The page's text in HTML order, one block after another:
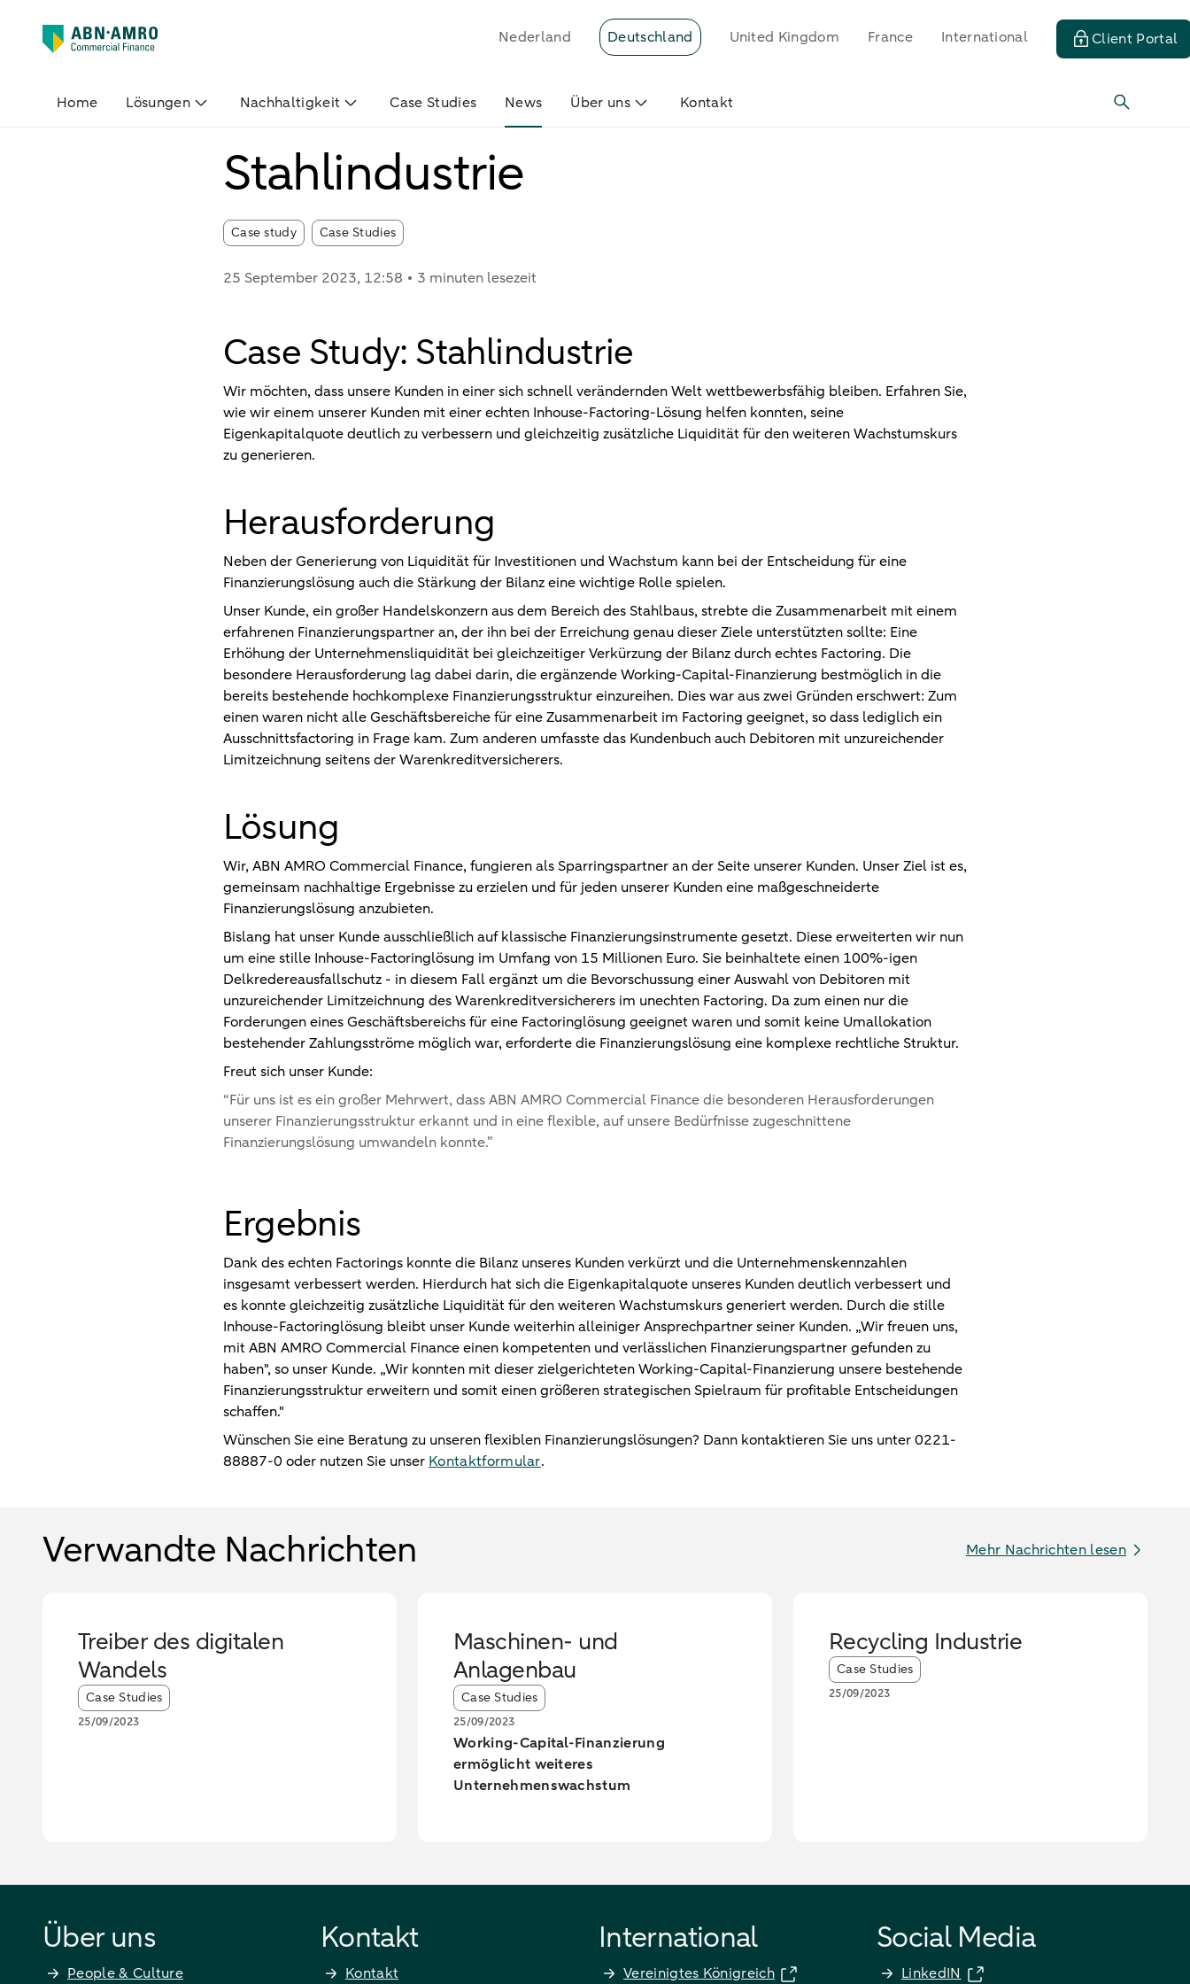
Nederland Deutschland United Kingdom France International Client Portal
Home Lösungen Nachhaltigkeit Case Studies News Über uns Kontakt
Stahlindustrie
Case study Article tags:
Case Studies
25 September 2023, 12:58 3 minuten lesezeit
Case Study: Stahlindustrie
Wir möchten, dass unsere Kunden in einer sich schnell verändernden Welt wettbewerbsfähig bleiben. Erfahren Sie,
wie wir einem unserer Kunden mit einer echten Inhouse-Factoring-Lösung helfen konnten, seine
Eigenkapitalquote deutlich zu verbessern und gleichzeitig zusätzliche Liquidität für den weiteren Wachstumskurs
zu generieren.
Herausforderung
Neben der Generierung von Liquidität für Investitionen und Wachstum kann bei der Entscheidung für eine
Finanzierungslösung auch die Stärkung der Bilanz eine wichtige Rolle spielen.
Unser Kunde, ein großer Handelskonzern aus dem Bereich des Stahlbaus, strebte die Zusammenarbeit mit einem
erfahrenen Finanzierungspartner an, der ihn bei der Erreichung genau dieser Ziele unterstützten sollte: Eine
Erhöhung der Unternehmensliquidität bei gleichzeitiger Verkürzung der Bilanz durch echtes Factoring. Die
besondere Herausforderung lag dabei darin, die ergänzende Working-Capital-Finanzierung bestmöglich in die
bereits bestehende hochkomplexe Finanzierungsstruktur einzureihen. Dies war aus zwei Gründen erschwert: Zum
einen waren nicht alle Geschäftsbereiche für eine Zusammenarbeit im Factoring geeignet, so dass lediglich ein
Ausschnittsfactoring in Frage kam. Zum anderen umfasste das Kundenbuch auch Debitoren mit unzureichender
Limitzeichnung seitens der Warenkreditversicherers.
Lösung
Wir, ABN AMRO Commercial Finance, fungieren als Sparringspartner an der Seite unserer Kunden. Unser Ziel ist es,
gemeinsam nachhaltige Ergebnisse zu erzielen und für jeden unserer Kunden eine maßgeschneiderte
Finanzierungslösung anzubieten.
Bislang hat unser Kunde ausschließlich auf klassische Finanzierungsinstrumente gesetzt. Diese erweiterten wir nun
um eine stille Inhouse-Factoringlösung im Umfang von 15 Millionen Euro. Sie beinhaltete einen 100%-igen
Delkredereausfallschutz - in diesem Fall ergänzt um die Bevorschussung einer Auswahl von Debitoren mit
unzureichender Limitzeichnung des Warenkreditversicherers im unechten Factoring. Da zum einen nur die
Forderungen eines Geschäftsbereichs für eine Factoringlösung geeignet waren und somit keine Umallokation
bestehender Zahlungsströme möglich war, erforderte die Finanzierungslösung eine komplexe rechtliche Struktur.
Freut sich unser Kunde:
“Für uns ist es ein großer Mehrwert, dass ABN AMRO Commercial Finance die besonderen Herausforderungen
unserer Finanzierungsstruktur erkannt und in eine flexible, auf unsere Bedürfnisse zugeschnittene
Finanzierungslösung umwandeln konnte.”
Ergebnis
Dank des echten Factorings konnte die Bilanz unseres Kunden verkürzt und die Unternehmenskennzahlen
insgesamt verbessert werden. Hierdurch hat sich die Eigenkapitalquote unseres Kunden deutlich verbessert und
es konnte gleichzeitig zusätzliche Liquidität für den weiteren Wachstumskurs generiert werden. Durch die stille
Inhouse-Factoringlösung bleibt unser Kunde weiterhin alleiniger Ansprechpartner seiner Kunden. „Wir freuen uns,
mit ABN AMRO Commercial Finance einen kompetenten und verlässlichen Finanzierungspartner gefunden zu
haben", so unser Kunde. „Wir konnten mit dieser zielgerichteten Working-Capital-Finanzierung unsere bestehende
Finanzierungsstruktur erweitern und somit einen größeren strategischen Spielraum für profitable Entscheidungen
schaffen."
Wünschen Sie eine Beratung zu unseren flexiblen Finanzierungslösungen? Dann kontaktieren Sie uns unter 0221-
88887-0 oder nutzen Sie unser Kontaktformular.
Verwandte Nachrichten Mehr Nachrichten lesen
Treiber des digitalen
Wandels
Article tags:
Case Studies
25/09/2023
Maschinen- und
Anlagenbau
Article tags:
Case Studies
25/09/2023
Working-Capital-Finanzierung
ermöglicht weiteres
Unternehmenswachstum
Recycling Industrie
Article tags:
Case Studies
25/09/2023
Über uns
People & Culture
Kontakt
Kontakt
International
Vereinigtes Königreich
Social Media
LinkedIN